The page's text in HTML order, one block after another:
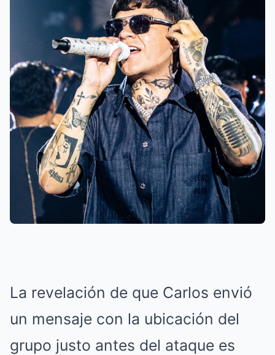
La revelación de que Carlos envió
un mensaje con la ubicación del
grupo justo antes del ataque es